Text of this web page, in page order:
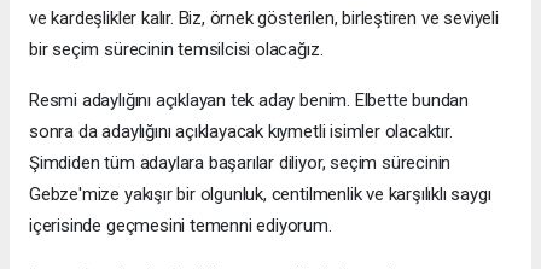
ve kardeşlikler kalır. Biz, örnek gösterilen, birleştiren ve seviyeli
bir seçim sürecinin temsilcisi olacağız.
Resmi adaylığını açıklayan tek aday benim. Elbette bundan
sonra da adaylığını açıklayacak kıymetli isimler olacaktır.
Şimdiden tüm adaylara başarılar diliyor, seçim sürecinin
Gebze'mize yakışır bir olgunluk, centilmenlik ve karşılıklı saygı
içerisinde geçmesini temenni ediyorum.